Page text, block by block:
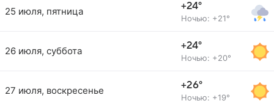
25 июля, пятница +24°
Ночью: +21°
26 июля, суббота +24°
Ночью: +20°
27 июля, воскресенье +26°
Ночью: +19°